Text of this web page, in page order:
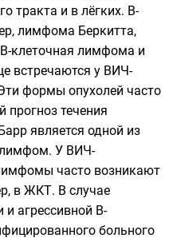
тракта и в лёгких. В-
лимфома Беркитта,
клеточная лимфома и
встречаются у ВИЧ-
формы опухолей часто
течения
является одной из
лимфом. У ВИЧ-
часто возникают
в ЖКТ. В случае
агрессивной В-
больного